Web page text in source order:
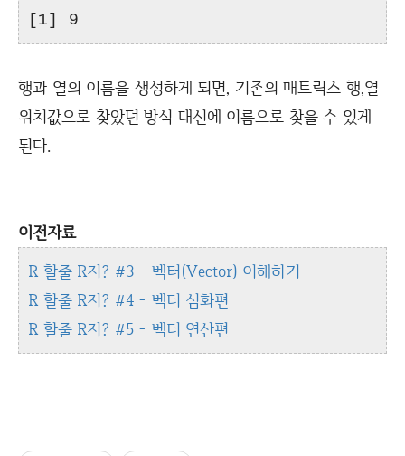
[1] 9
행과 열의 이름을 생성하게 되면, 기존의 매트릭스 행,열
위치값으로 찾았던 방식 대신에 이름으로 찾을 수 있게
된다.
이전자료
R 할줄 R지? #3 - 벡터(Vector) 이해하기
R 할줄 R지? #4 - 벡터 심화편
R 할줄 R지? #5 - 벡터 연산편